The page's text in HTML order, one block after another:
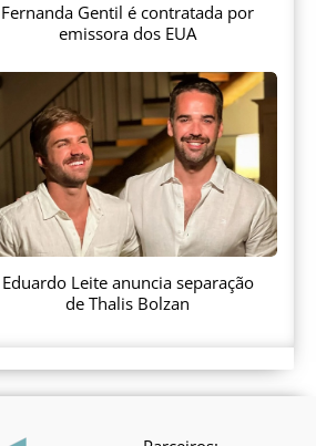
Fernanda Gentil é contratada por
emissora dos EUA
Eduardo Leite anuncia separação
de Thalis Bolzan